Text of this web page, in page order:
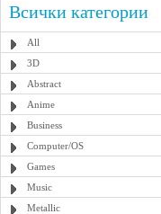
Всички категории
All
3D
Abstract
Anime
Business
Computer/OS
Games
Music
Metallic